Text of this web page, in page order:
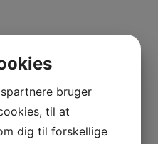
bruger
til at
dig til forskellige